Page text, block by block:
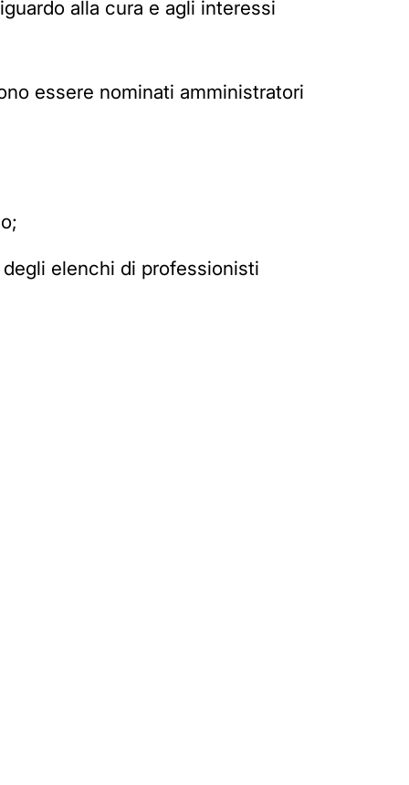
alla cura e agli interessi
essere nominati amministratori
elenchi di professionisti